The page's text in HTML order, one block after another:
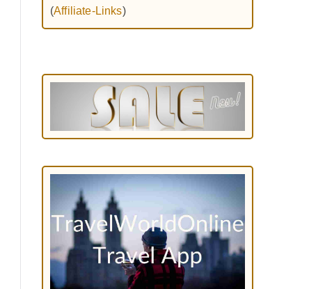
(Affiliate-Links)